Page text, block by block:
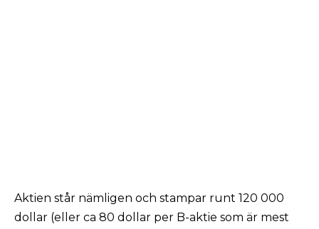
Aktien står nämligen och stampar runt 120 000
dollar (eller ca 80 dollar per B-aktie som är mest